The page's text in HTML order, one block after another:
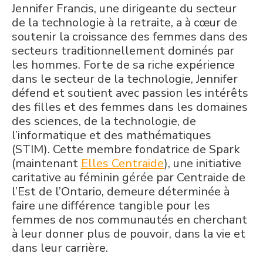
Jennifer Francis, une dirigeante du secteur
de la technologie à la retraite, a à cœur de
soutenir la croissance des femmes dans des
secteurs traditionnellement dominés par
les hommes. Forte de sa riche expérience
dans le secteur de la technologie, Jennifer
défend et soutient avec passion les intérêts
des filles et des femmes dans les domaines
des sciences, de la technologie, de
l’informatique et des mathématiques
(STIM). Cette membre fondatrice de Spark
(maintenant Elles Centraide), une initiative
caritative au féminin gérée par Centraide de
l’Est de l’Ontario, demeure déterminée à
faire une différence tangible pour les
femmes de nos communautés en cherchant
à leur donner plus de pouvoir, dans la vie et
dans leur carrière.